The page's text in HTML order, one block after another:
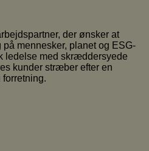
der ønsker at
mennesker, planet og ESG-
ledelse med skræddersyede
kunder stræber efter en